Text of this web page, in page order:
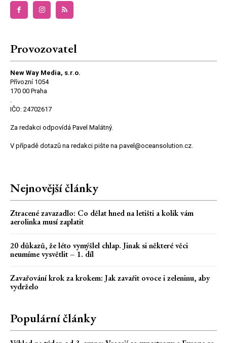
Provozovatel
New Way Media, s.r.o.
Přívozní 1054
170 00 Praha
.
IČO: 24702617
Za redakci odpovídá Pavel Malátný.
V případě dotazů na redakci pište na pavel@oceansolution.cz.
Nejnovější články
Ztracené zavazadlo: Co dělat hned na letišti a kolik vám
aerolinka musí zaplatit
20 důkazů, že léto vymýšlel chlap. Jinak si některé věci
neumíme vysvětlit – 1. díl
Zavařování krok za krokem: Jak zavařit ovoce i zeleninu, aby
vydrželo
Populární články